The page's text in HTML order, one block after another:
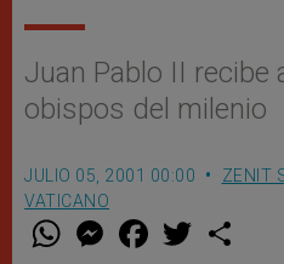
Juan Pablo II recibe
obispos del milenio
JULIO 05, 2001 00:00 ZENIT
VATICANO
W M
e
F
a w